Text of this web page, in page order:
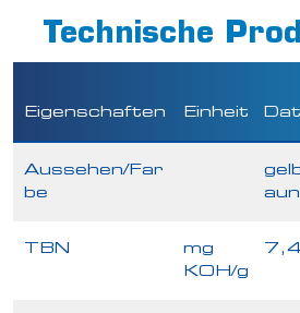
Technische
Eigenschaften Einheit
Aussehen/Far
be
aun
TBN
mg
KOH/g
7,4